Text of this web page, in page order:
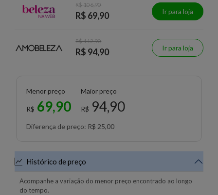
R$ 106,90
R$ 69,90 Ir para loja
R$ 112,90
R$ 94,90 Ir para loja
Menor preço
R$ 69,90
Maior preço
R$ 94,90
Diferença de preço: R$ 25,00
Histórico de preço
Acompanhe a variação do menor preço encontrado ao longo
do tempo.